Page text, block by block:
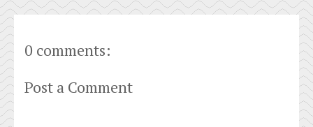
0 comments:
Post a Comment